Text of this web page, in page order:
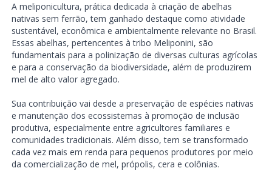
A meliponicultura, prática dedicada à criação de abelhas
nativas sem ferrão, tem ganhado destaque como atividade
sustentável, econômica e ambientalmente relevante no Brasil.
Essas abelhas, pertencentes à tribo Meliponini, são
fundamentais para a polinização de diversas culturas agrícolas
e para a conservação da biodiversidade, além de produzirem
mel de alto valor agregado.
Sua contribuição vai desde a preservação de espécies nativas
e manutenção dos ecossistemas à promoção de inclusão
produtiva, especialmente entre agricultores familiares e
comunidades tradicionais. Além disso, tem se transformado
cada vez mais em renda para pequenos produtores por meio
da comercialização de mel, própolis, cera e colônias.